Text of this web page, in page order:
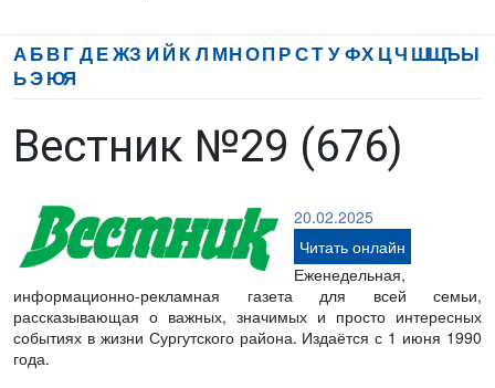
АБВГ ДЕЖЗ И Й К Л МНОП РСТ УФХ ЦЧ ШЩЪЫ
ЬЭЮЯ
Вестник №29 (676)
20.02.2025
Читать онлайн
Еженедельная,
информационно-рекламная газета для всей семьи,
рассказывающая о важных, значимых и просто интересных
событиях в жизни Сургутского района. Издаётся с 1 июня 1990
года.